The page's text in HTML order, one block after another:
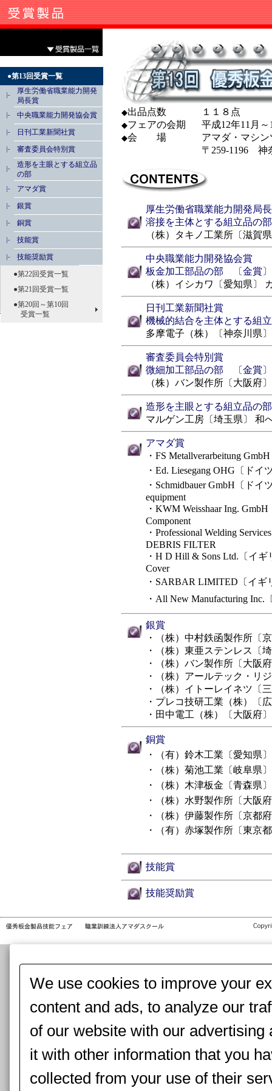
●第13回受賞一覧
厚生労働省職業能力開発
局長賞
中央職業能力開発協会賞
日刊工業新聞社賞
審査委員会特別賞
造形を主眼とする組立品
の部
アマダ賞
銀賞
銅賞
技能賞
技能奨励賞
●第22回受賞一覧
●第21回受賞一覧
●第20回～第10回
受賞一覧
◆出品点数 １１８点
◆フェアの会期 平成12年11月～
◆会 場
アマダ・マシ
〒259-1196 神
厚生労働省職業能力開発局
溶接を主体とする組立品の
（株）タキノ工業所〔滋賀
中央職業能力開発協会賞
板金加工部品の部 〔金賞〕
（株）イシカワ〔愛知県〕
日刊工業新聞社賞
機械的結合を主体とする組
多摩電子（株）〔神奈川県
審査委員会特別賞
微細加工部品の部 〔金賞〕
（株）バン製作所〔大阪府
造形を主眼とする組立品の
マルゲン工房〔埼玉県〕 和
アマダ賞
・FS Metallverarbeitung
・Ed. Liesegang OHG〔ドイ
・Schmidbauer GmbH〔ドイ
equipment
・KWM Weisshaar Ing.
Component
・Professional Welding
DEBRIS FILTER
・H D Hill & Sons Ltd.〔イギ
Cover
・SARBAR LIMITED〔イギ
・All New Manufacturing Inc.
銀賞
・（株）中村鉄函製作所〔
・（株）東亜ステンレス〔
・（株）バン製作所〔大阪
・（株）アールテック・リ
・（株）イトーレイネツ〔
・プレコ技研工業（株）〔
・田中電工（株）〔大阪府
銅賞
・（有）鈴木工業〔愛知県
・（株）菊池工業〔岐阜県
・（株）木津板金〔青森県
・（株）水野製作所〔大阪
・（株）伊藤製作所〔京都
・（有）赤塚製作所〔東京
技能賞
技能奨励賞
We use cookies to improve your
content and ads, to analyze our
of our website with our
it with other information that you
collected from your use of their